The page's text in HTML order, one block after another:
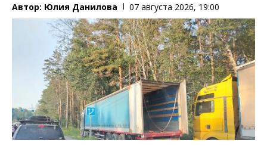
Автор: Юлия Данилова 07 августа 2026, 19:00